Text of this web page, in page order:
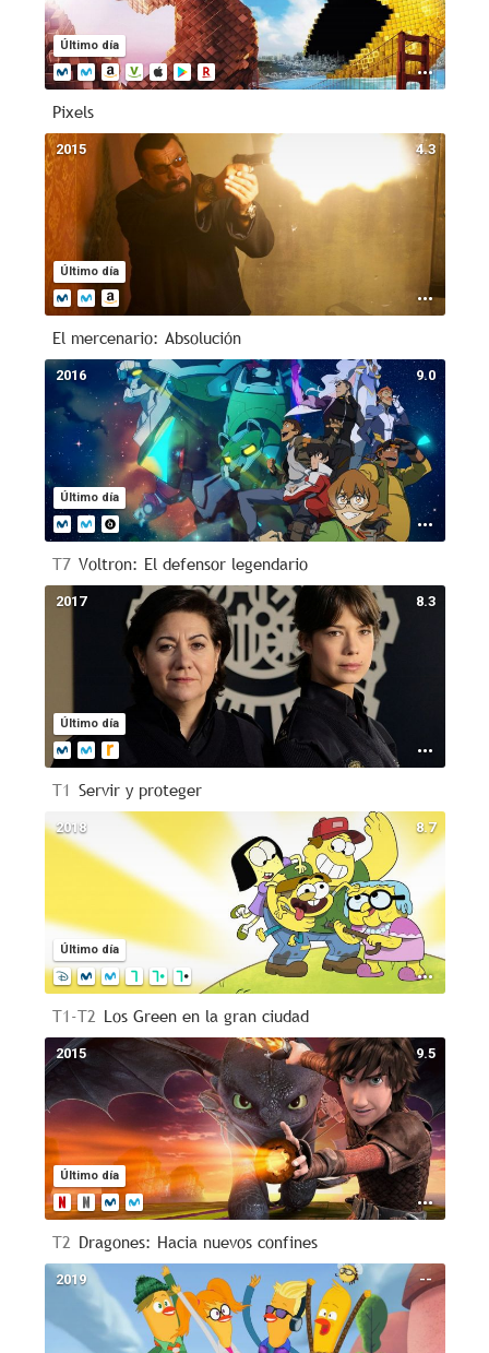
Último día
Pixels
4.3
Último día
2015
El mercenario: Absolución
9.0
Último día
2016
T7 Voltron: El defensor legendario
8.3
Último día
2017
T1 Servir y proteger
8.7
Último día
2018
T1-T2 Los Green en la gran ciudad
9.5
Último día
2015
T2 Dragones: Hacia nuevos confines
--
2019